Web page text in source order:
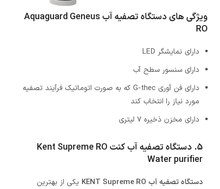
ویژگی های دستگاه تصفیه آب Aquaguard Geneus
RO
دارای نمایشگر LED
دارای سنسور سطح آب
دارای فن آوری G-thec که به صورت اتوماتیک فرآیند تصفیه
مورد نیاز را انتخاب کند
دارای مخزن ذخیره 7 لیتری
5. دستگاه تصفیه آب کنت
Kent Supreme RO
Water purifier
دستگاه تصفیه آب KENT Supreme RO
یکی از بهترین